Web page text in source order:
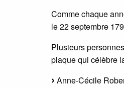
Comme chaque
le 22 septembre
Plusieurs
plaque qui célèbre
Anne-Cécile